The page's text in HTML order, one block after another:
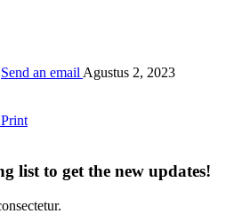
Send an email Agustus 2, 2023
Print
list to get the new updates!